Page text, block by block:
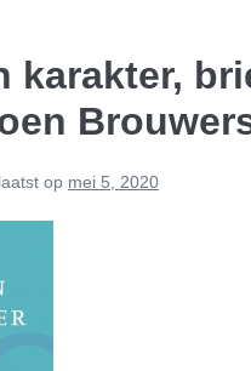
karakter,
op mei 5, 2020